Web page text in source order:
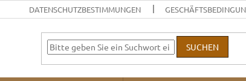
DATENSCHUTZBESTIMMUNGEN
SUCHEN